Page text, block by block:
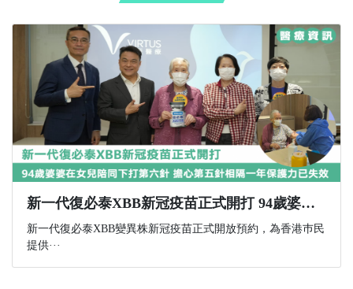
新一代復必泰XBB新冠疫苗正式開打 94歲婆婆在女兒陪同下打第六針 擔心第五針相隔一年保護力已失效
新一代復必泰XBB變異株新冠疫苗正式開放預約，為香港巿民
提供···